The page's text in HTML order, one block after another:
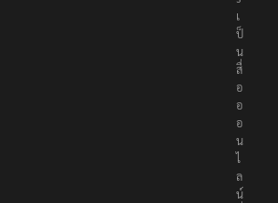
s
เ
ป็
น
สื่
อ
อ
อ
น
ไ
ล